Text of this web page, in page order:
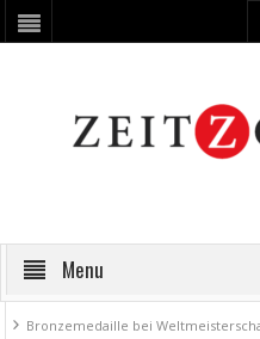
Menu
Bronzemedaille bei Weltmeisterschaft